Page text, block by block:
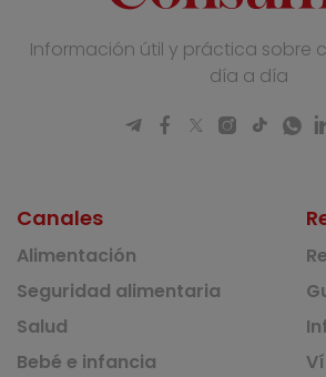
Información útil y práctica sobre
día a día
Canales
Alimentación
Seguridad alimentaria
Salud
Bebé e infancia